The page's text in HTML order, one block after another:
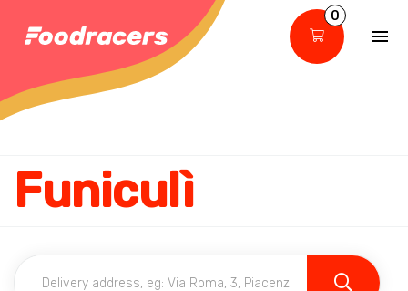
0
Funiculì